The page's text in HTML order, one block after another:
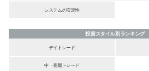
システムの安定性
投資スタイル別ランキング
デイトレード
中・長期トレード